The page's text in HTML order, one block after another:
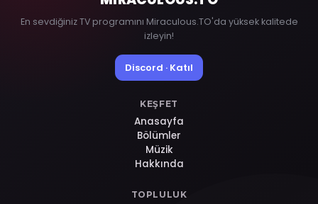
En sevdiğiniz TV programını Miraculous.TO'da yüksek kalitede
izleyin!
Discord · Katıl
KEŞFET
Anasayfa
Bölümler
Müzik
Hakkında
TOPLULUK